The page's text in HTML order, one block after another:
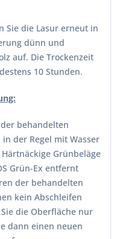
Sie die Lasur erneut in
dünn und
auf. Die Trockenzeit
10 Stunden.
behandelten
der Regel mit Wasser
Grünbeläge
Grün-Ex entfernt
der behandelten
kein Abschleifen
die Oberfläche nur
dann einen neuen